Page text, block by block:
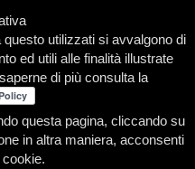
Le nostre firme
utilizzati si avvalgono di
ed utili alle finalità illustrate
di più consulta la
questa pagina, cliccando su
in altra maniera, acconsenti
cookie.